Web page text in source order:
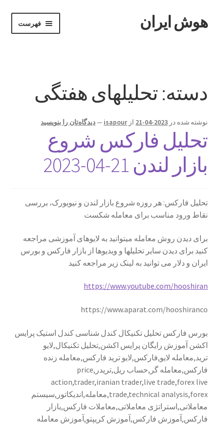
پرش
به
پرش
به
هوش ایران فهرست
Instructor
Instructors
ابزارهای معاملاتی
پایان دوره
پرداخت
تراکنش ناموفق
پرداخت
پرداخت دوره های آکادمی
پروفایل
تحلیل های هفتگی
تحلیل های هفتگی بازار ایران
دسته:تحلیلهای هفتگی
نوشته شده در 2023-04-21 ازisapour
—دیدگاه‌تان را بنویسید
تحلیل فارکس شروع
بازار لندن 21-04-2023
تحلیل فارکس: هر روزه شروع بازار لندن و نیویورک، بررسی
نقاط ورود مناسب برای معامله شکست
برای دیدن روش معامله میتوانید به لایوهای آموزشی مراجعه
کنید برای دیدن سایر تحلیلها و ویدیوها از بازار فارکس و بورس
ایران و دلار می توانید به لینک زیر مراجعه کنید
https://www.youtube.com/hooshiran
https://www.aparat.com/hooshiranco
بورس فارکس تحلیل تکنیکال کندل شناسی کندل استیک پرایس
اکشن آموزش رایگان پرایس اکشن,تحلیل تکنیکال,لایو
ترید,معامله لایو,فارکس,لایو ترید فارکس,معامله زنده
فارکس,معامله گر,حساب ریل,تریدر,price
action,trader,iranian trader,live trade,forex live
trade,technical analysis,forex,معامله,اندیکاتور,سیستم
معاملاتی,استراتژی معاملاتی,معاملات فارکس,بازار
فارکس,آموزش فارکس,آموزش کریپتو,آموزش معامله